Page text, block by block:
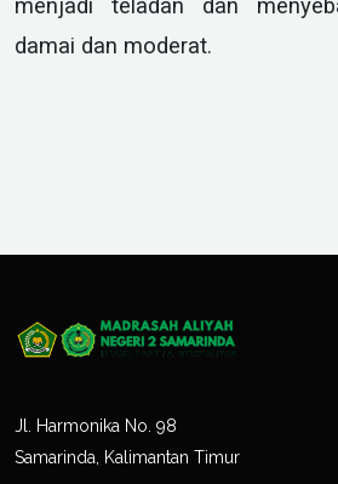
menjadi teladan dan
damai dan moderat.
Jl. Harmonika No. 98
Samarinda, Kalimantan Timur